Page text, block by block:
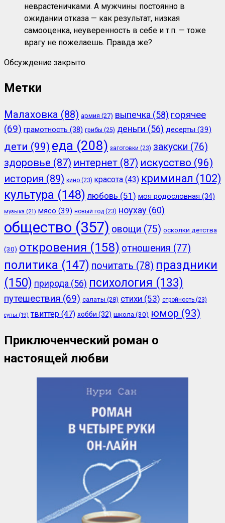
неврастеничками. А мужчины постоянно в
ожидании отказа — как результат, низкая
самооценка, неуверенность в себе и т.п. — тоже
врагу не пожелаешь. Правда же?
Обсуждение закрыто.
Метки
Малаховка (88) армия (27) выпечка (58) горячее
(69) грамотность (38) грибы (25) деньги (56) десерты (39)
дети (99) еда (208) заготовки (23) закуски (76)
здоровье (87) интернет (87) искусство (96)
история (89) кино (23) красота (43) криминал (102)
культура (148) любовь (51) моя родословная (34)
музыка (21) мясо (39) новый год (23) ноухау (60)
общество (357) овощи (75) осколки детства
(30) откровения (158) отношения (77)
политика (147) почитать (78) праздники
(150) природа (56) психология (133)
путешествия (69) салаты (28) стихи (53) стройность (23)
супы (19) твиттер (47) хобби (32) школа (30) юмор (93)
Приключенческий роман о
настоящей любви